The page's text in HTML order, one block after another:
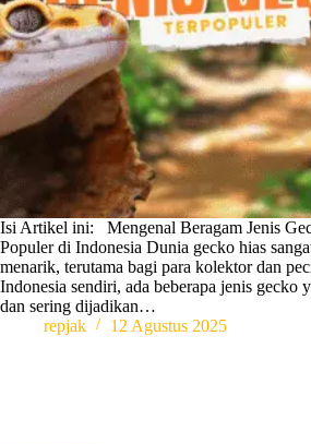
Isi Artikel ini: Mengenal Beragam Jenis
Populer di Indonesia Dunia gecko hias
menarik, terutama bagi para kolektor dan
Indonesia sendiri, ada beberapa jenis gecko
dan sering dijadikan…
repjak
12 Agustus 2025